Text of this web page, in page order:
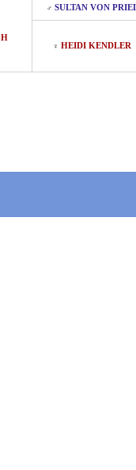
♂ SULTAN VON
♀ HEIDI KENDLER